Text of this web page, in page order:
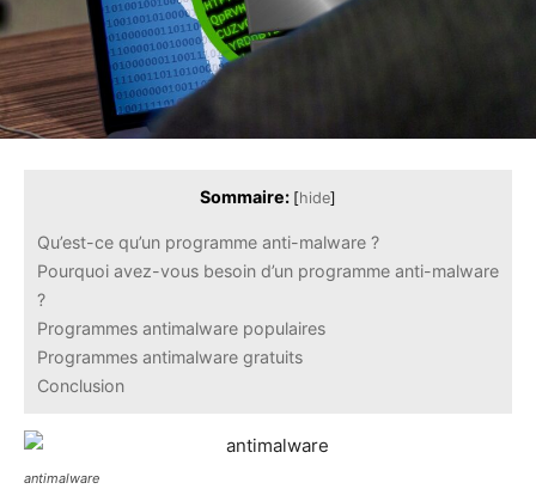
Sommaire: [hide]
Qu’est-ce qu’un programme anti-malware ?
Pourquoi avez-vous besoin d’un programme anti-malware
?
Programmes antimalware populaires
Programmes antimalware gratuits
Conclusion
antimalware